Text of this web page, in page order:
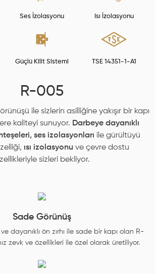
Ses İzolasyonu Isı İzolasyonu
Güçlü Kilit Sistemi TSE 14351-1-A1
R-005
ile sizlerin asilliğine yakışır bir kapı
kaliteyi sunuyor. Darbeye dayanıklı
ses izolasyonları ile gürültüyü
ısı izolasyonuve çevre dostu
sizleri bekliyor.
Sade Görünüş
dayanıklı ön zırhı ile sade bir kapı olan R-
zevk ve özellikleri ile özel olarak üretiliyor.